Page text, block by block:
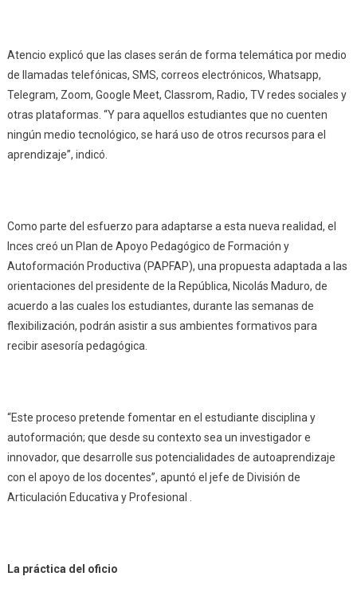
Atencio explicó que las clases serán de forma telemática por medio
de llamadas telefónicas, SMS, correos electrónicos, Whatsapp,
Telegram, Zoom, Google Meet, Classrom, Radio, TV redes sociales y
otras plataformas. “Y para aquellos estudiantes que no cuenten
ningún medio tecnológico, se hará uso de otros recursos para el
aprendizaje”, indicó.
Como parte del esfuerzo para adaptarse a esta nueva realidad, el
Inces creó un Plan de Apoyo Pedagógico de Formación y
Autoformación Productiva (PAPFAP), una propuesta adaptada a las
orientaciones del presidente de la República, Nicolás Maduro, de
acuerdo a las cuales los estudiantes, durante las semanas de
flexibilización, podrán asistir a sus ambientes formativos para
recibir asesoría pedagógica.
“Este proceso pretende fomentar en el estudiante disciplina y
autoformación; que desde su contexto sea un investigador e
innovador, que desarrolle sus potencialidades de autoaprendizaje
con el apoyo de los docentes”, apuntó el jefe de División de
Articulación Educativa y Profesional .
La práctica del oficio